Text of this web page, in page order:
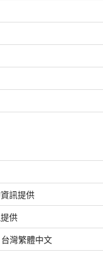
訊提供
供
灣繁體中文